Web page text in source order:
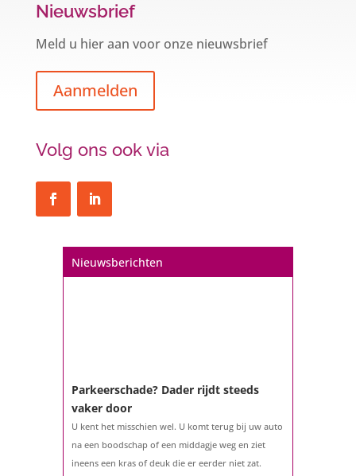
Nieuwsbrief
Meld u hier aan voor onze nieuwsbrief
Aanmelden
Volg ons ook via
Nieuwsberichten
Parkeerschade? Dader rijdt steeds
vaker door
U kent het misschien wel. U komt terug bij uw auto
na een boodschap of een middagje weg en ziet
ineens een kras of deuk die er eerder niet zat.